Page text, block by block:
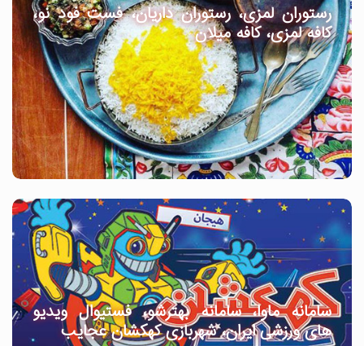
رستوران لمزی، رستوران داریان، فست فود نو،
کافه لمزی، کافه میلان
سامانه ماوا، سامانه بهترشو، فستیوال ویدیو
های ورزشی ایران، شهربازی کهکشان عجایب